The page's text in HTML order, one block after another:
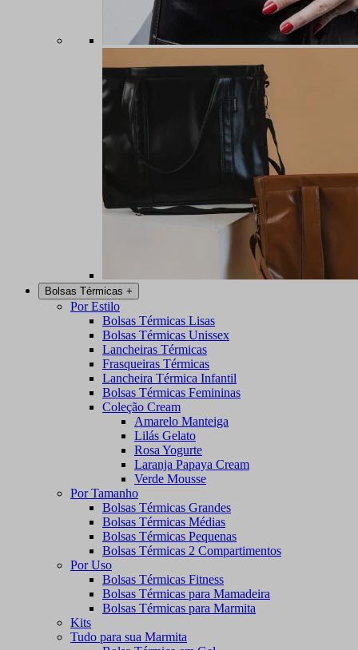
Bolsas Térmicas +
Por Estilo
Bolsas Térmicas Lisas
Bolsas Térmicas Unissex
Lancheiras Térmicas
Frasqueiras Térmicas
Lancheira Térmica Infantil
Bolsas Térmicas Femininas
Coleção Cream
Amarelo Manteiga
Lilás Gelato
Rosa Yogurte
Laranja Papaya Cream
Verde Mousse
Por Tamanho
Bolsas Térmicas Grandes
Bolsas Térmicas Médias
Bolsas Térmicas Pequenas
Bolsas Térmicas 2 Compartimentos
Por Uso
Bolsas Térmicas Fitness
Bolsas Térmicas para Mamadeira
Bolsas Térmicas para Marmita
Kits
Tudo para sua Marmita